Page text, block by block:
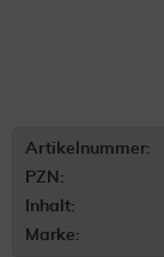
Artikelnummer:
PZN:
Inhalt:
Marke: